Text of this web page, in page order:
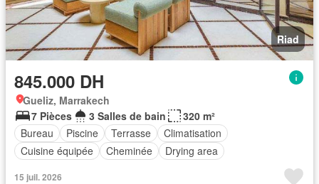
Riad
845.000 DH
Gueliz, Marrakech
7 Pièces
3 Salles de bain
320 m²
Bureau
Piscine Terrasse
Climatisation
Cuisine équipée
Cheminée Drying area
15 juil. 2026